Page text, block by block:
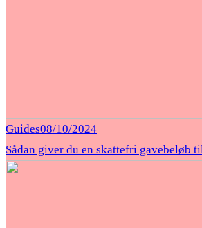
Guides08/10/2024
Sådan giver du en skattefri gavebeløb